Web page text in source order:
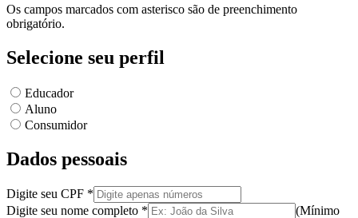
Os campos marcados com asterisco são de preenchimento
obrigatório.
Selecione seu perfil
Educador
Aluno
Consumidor
Dados pessoais
Digite seu CPF *
Digite seu nome completo * (Mínimo